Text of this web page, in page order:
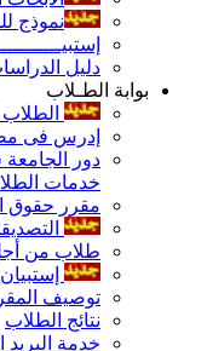
نموذج
دليل
بوابة الطـلاب
الطلاب
إدرس فى
دور
خدمات
مقرر حقوق
طلاب من
توصيف
نتائج الطلاب
خدمة البريد